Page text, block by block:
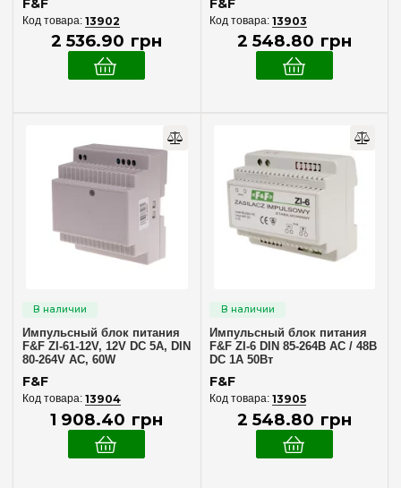
F&F
13902
2 536.90 грн
F&F
13903
2 548.80 грн
Импульсный блок питания
F&F ZI-61-12V, 12V DC 5A, DIN
80-264V AC, 60W
F&F
13904
1 908.40 грн
Импульсный блок питания
F&F ZI-6 DIN 85-264В AC / 48В
DC 1А 50Вт
F&F
13905
2 548.80 грн